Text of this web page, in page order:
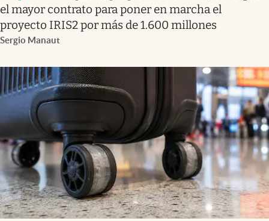
el mayor contrato para poner en marcha el
proyecto IRIS2 por más de 1.600 millones
Sergio Manaut